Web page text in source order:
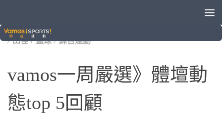
2017臺北世大運
/ 田徑 / 籃球 / 綜合運動
vamos一周嚴選》體壇動
態top 5回顧